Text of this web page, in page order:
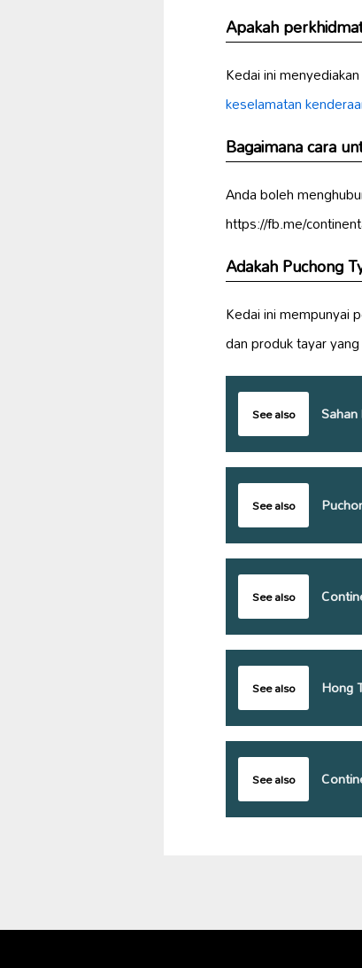
Apakah
Kedai ini
keselamatan
Bagaimana cara
Anda boleh
https://fb.me/
Adakah Puchong
Kedai ini mempunyai
dan produk tayar
See also
See also
See also
See also Hong
See also